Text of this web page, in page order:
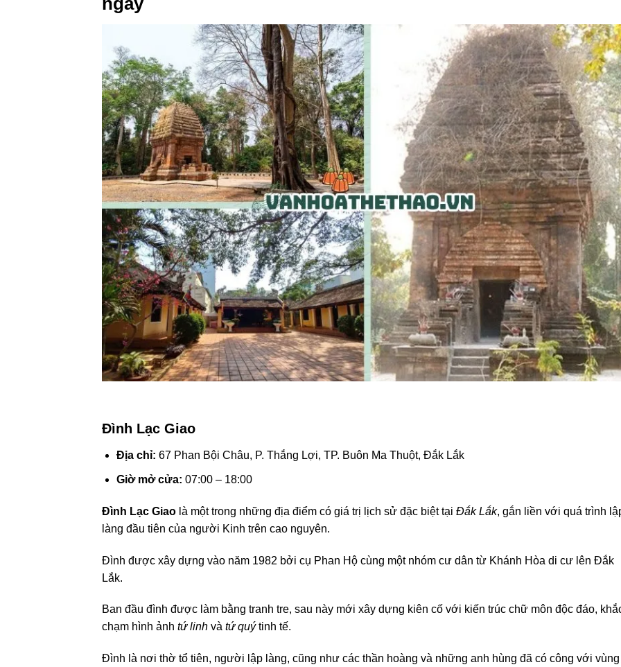
Đình Lạc Giao
Địa chỉ: 67 Phan Bội Châu, P. Thắng Lợi, TP. Buôn Ma Thuột, Đắk Lắk
Giờ mở cửa: 07:00 – 18:00
Đình Lạc Giao là một trong những địa điểm có giá trị lịch sử đặc biệt tại Đắk Lắk, gắn liền với quá trình
làng đầu tiên của người Kinh trên cao nguyên.
Đình được xây dựng vào năm 1982 bởi cụ Phan Hộ cùng một nhóm cư dân từ Khánh Hòa di cư lên Đắk
Lắk.
Ban đầu đình được làm bằng tranh tre, sau này mới xây dựng kiên cố với kiến trúc chữ môn độc đáo,
chạm hình ảnh tứ linh và tứ quýtinh tế.
Đình là nơi thờ tổ tiên, người lập làng, cũng như các thần hoàng và những anh hùng đã có công với vùng